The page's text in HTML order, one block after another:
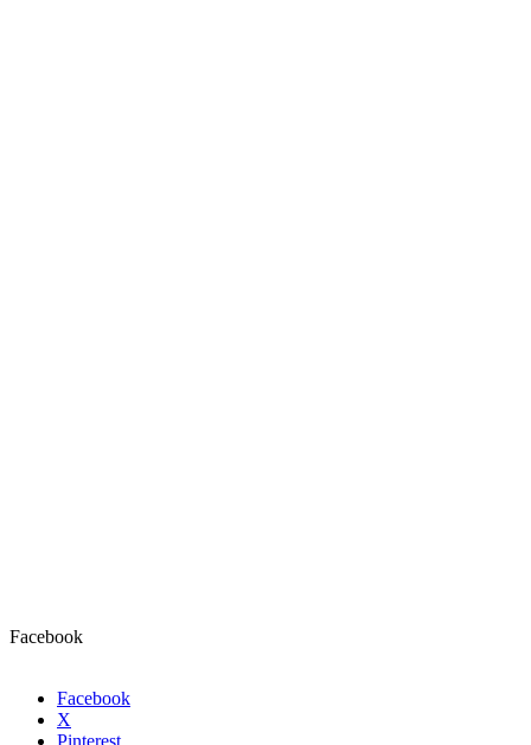
Facebook
Facebook
X
Pinterest